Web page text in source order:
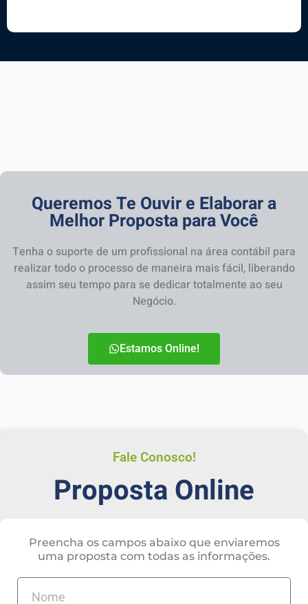
Queremos Te Ouvir e Elaborar a
Melhor Proposta para Você
Tenha o suporte de um profissional na área contábil para
realizar todo o processo de maneira mais fácil, liberando
assim seu tempo para se dedicar totalmente ao seu
Negócio.
Estamos Online!
Fale Conosco!
Proposta Online
Preencha os campos abaixo que enviaremos
uma proposta com todas as informações.